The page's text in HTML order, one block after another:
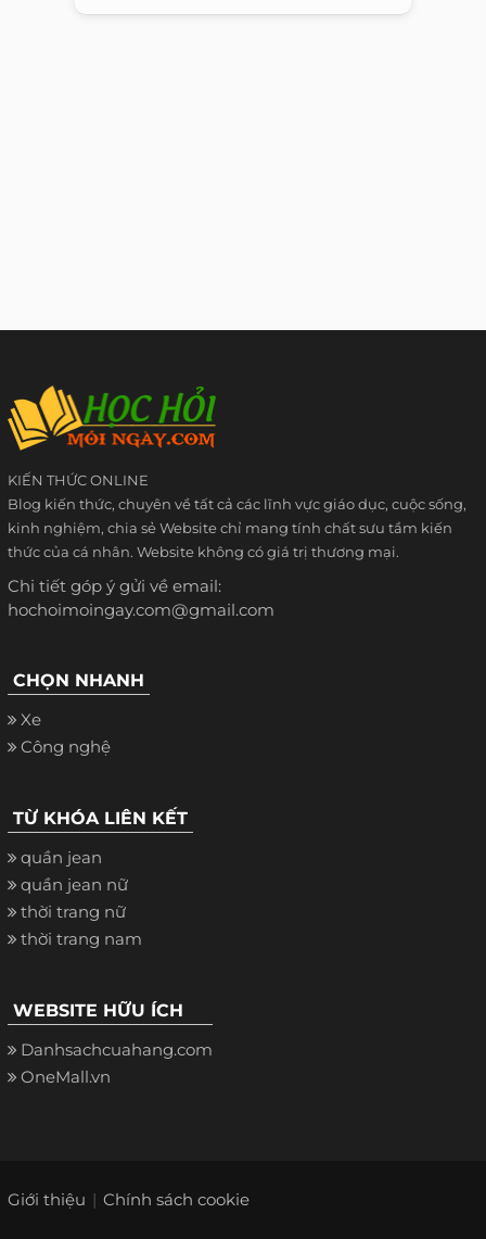
KIẾN THỨC ONLINE
Blog kiến thức, chuyên về tất cả các lĩnh vực giáo dục, cuộc sống,
kinh nghiệm, chia sẻ Website chỉ mang tính chất sưu tầm kiến
thức của cá nhân. Website không có giá trị thương mại.
Chi tiết góp ý gửi về email:
hochoimoingay.com@gmail.com
CHỌN NHANH
Xe
Công nghệ
TỪ KHÓA LIÊN KẾT
quần jean
quần jean nữ
thời trang nữ
thời trang nam
WEBSITE HỮU ÍCH
Danhsachcuahang.com
OneMall.vn
Giới thiệu Chính sách cookie